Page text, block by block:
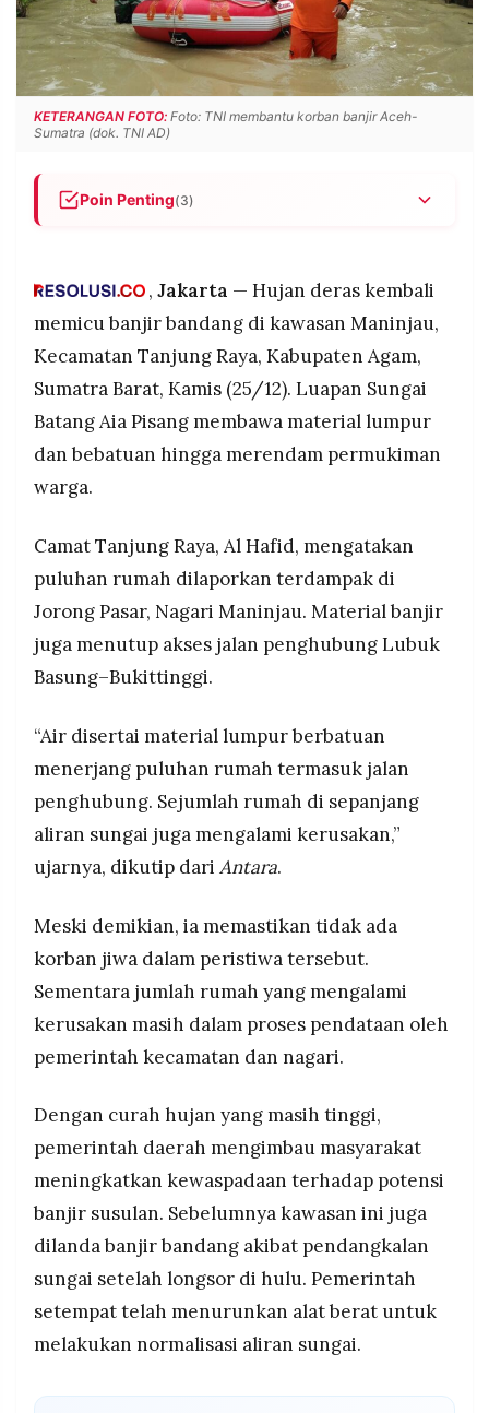
POLICY WARGA
INFORMASI
IKLAN
KIRIM
TULISAN
PENGADUAN TERM
OF
©
RESOLUSI
MEDIA
©
Resolusi.co
2026
PRAMUDITA
KETERANGAN FOTO: Foto: TNI membantu korban banjir Aceh-
Sumatra (dok. TNI AD)
Poin Penting(3)
Batang Aia Pisang setelah hujan deras.
Puluhan rumah terdampak dan akses jalan Lubuk
bebatuan; data kerusakan masih dalam
pendataan pemerintah.
Tidak ada korban jiwa, namun warga diminta
waspada karena curah hujan masih tinggi;
pemerintah telah menurunkan alat berat untuk
normalisasi sungai.
, Jakarta — Hujan deras kembali
memicu banjir bandang di kawasan Maninjau,
Kecamatan Tanjung Raya, Kabupaten Agam,
Sumatra Barat, Kamis (25/12). Luapan Sungai
Batang Aia Pisang membawa material lumpur
dan bebatuan hingga merendam permukiman
warga.
Camat Tanjung Raya, Al Hafid, mengatakan
puluhan rumah dilaporkan terdampak di
Jorong Pasar, Nagari Maninjau. Material banjir
juga menutup akses jalan penghubung Lubuk
Basung–Bukittinggi.
“Air disertai material lumpur berbatuan
menerjang puluhan rumah termasuk jalan
penghubung. Sejumlah rumah di sepanjang
aliran sungai juga mengalami kerusakan,”
ujarnya, dikutip dari Antara.
Meski demikian, ia memastikan tidak ada
korban jiwa dalam peristiwa tersebut.
Sementara jumlah rumah yang mengalami
kerusakan masih dalam proses pendataan oleh
pemerintah kecamatan dan nagari.
Dengan curah hujan yang masih tinggi,
pemerintah daerah mengimbau masyarakat
meningkatkan kewaspadaan terhadap potensi
banjir susulan. Sebelumnya kawasan ini juga
dilanda banjir bandang akibat pendangkalan
sungai setelah longsor di hulu. Pemerintah
setempat telah menurunkan alat berat untuk
melakukan normalisasi aliran sungai.